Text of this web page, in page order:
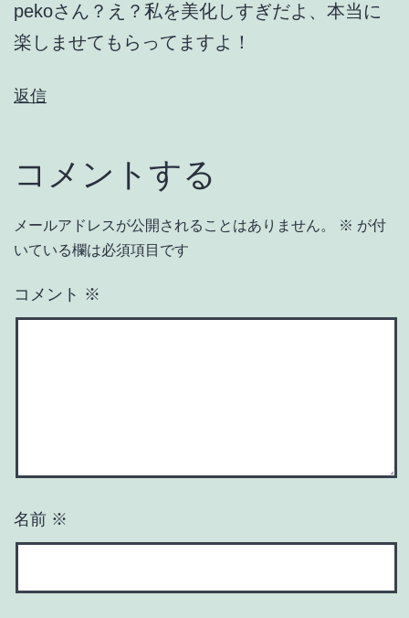
pekoさん？え？私を美化しすぎだよ、本当に
楽しませてもらってますよ！
返信
コメントする
メールアドレスが公開されることはありません。 ※ が付
いている欄は必須項目です
コメント ※
名前 ※